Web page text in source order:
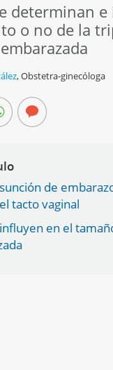
determinan
o no de la
,Obstetra-ginecóloga
de
tacto vaginal
en el